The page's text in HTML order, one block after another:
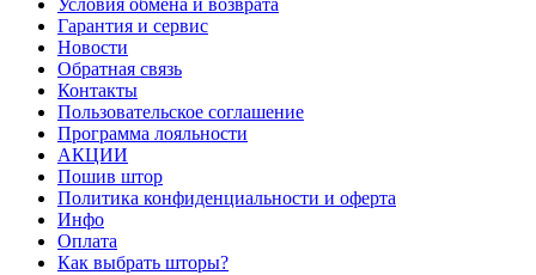
Условия обмена и возврата
Гарантия и сервис
Новости
Обратная связь
Контакты
Пользовательское соглашение
Программа лояльности
АКЦИИ
Пошив штор
Политика конфиденциальности и оферта
Инфо
Оплата
Как выбрать шторы?